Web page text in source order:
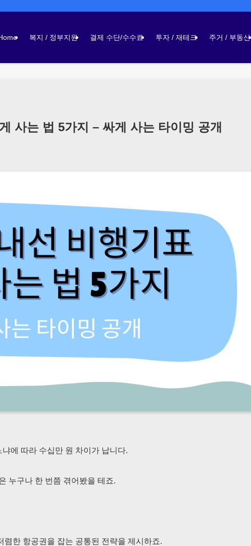
복지 / 정부지원 결제 수단/수수료 투자 / 재테크 주거 / 부동산
사는 법 5가지 – 싸게 사는 타이밍 공개
에 따라 수십만 원 차이가 납니다.
누구나 한 번쯤 겪어봤을 테죠.
한 항공권을 잡는 공통된 전략을 제시하죠.